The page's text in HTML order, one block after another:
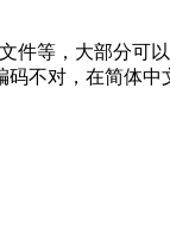
件等，大部分
不对，在简体